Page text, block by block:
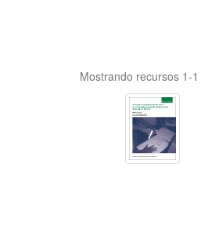
Mostrando recursos 1-1